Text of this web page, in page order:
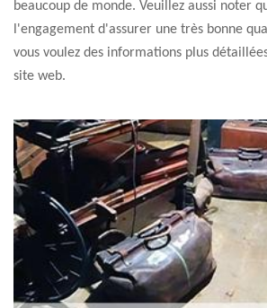
beaucoup de monde. Veuillez aussi noter
l'engagement d'assurer une très bonne
vous voulez des informations plus
site web.